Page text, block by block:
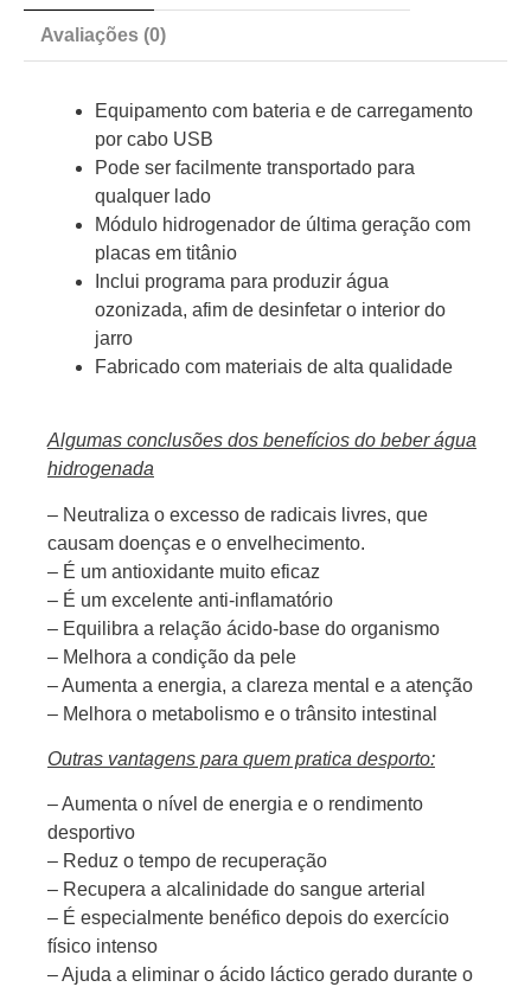
Avaliações (0)
Equipamento com bateria e de carregamento
por cabo USB
Pode ser facilmente transportado para
qualquer lado
Módulo hidrogenador de última geração com
placas em titânio
Inclui programa para produzir água
ozonizada, afim de desinfetar o interior do
jarro
Fabricado com materiais de alta qualidade
Algumas conclusões dos benefícios do beber água
hidrogenada
– Neutraliza o excesso de radicais livres, que
causam doenças e o envelhecimento.
– É um antioxidante muito eficaz
– É um excelente anti-inflamatório
– Equilibra a relação ácido-base do organismo
– Melhora a condição da pele
– Aumenta a energia, a clareza mental e a atenção
– Melhora o metabolismo e o trânsito intestinal
Outras vantagens para quem pratica desporto:
– Aumenta o nível de energia e o rendimento
desportivo
– Reduz o tempo de recuperação
– Recupera a alcalinidade do sangue arterial
– É especialmente benéfico depois do exercício
físico intenso
– Ajuda a eliminar o ácido láctico gerado durante o